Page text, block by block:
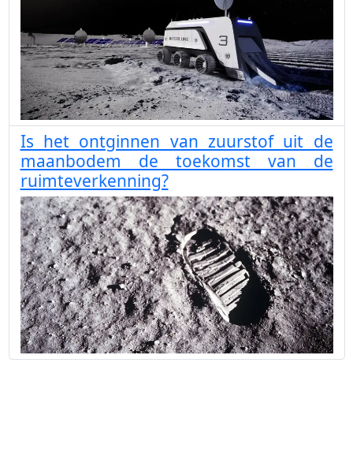
Is het ontginnen van zuurstof uit de
maanbodem de toekomst van de
ruimteverkenning?